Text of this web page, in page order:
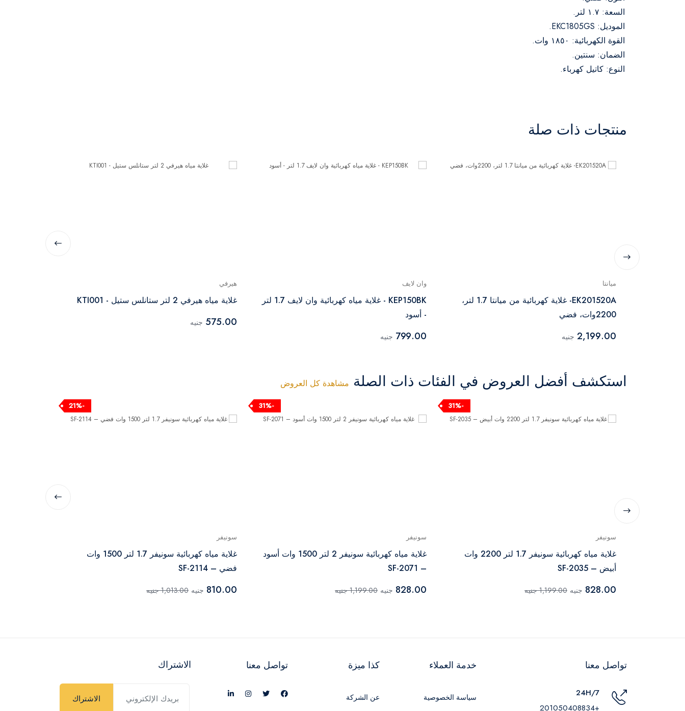
السعة: ١.٧ لتر.
الموديل: EKC1805GS.
القوة الكهربائية: ١٨٥٠ وات.
الضمان: سنتين.
النوع: كاتيل كهرباء.
منتجات ذات صلة
ميانتا
EK201520A- غلاية كهربائية من ميانتا 1.7 لتر،
2200وات، فضي
2,199.00 جنيه
وان لايف
KEP150BK - غلاية مياه كهربائية وان لايف 1.7 لتر
- أسود
799.00 جنيه
هيرفي
غلاية مياه هيرفي 2 لتر ستانلس ستيل - KTI001
575.00 جنيه
استكشف أفضل العروض في الفئات ذات الصلة مشاهدة كل العروض
-31%
سونيفر
غلاية مياه كهربائية سونيفر 1.7 لتر 2200 وات
أبيض – SF-2035
828.00 جنيه 1,199.00 جنيه
-31%
سونيفر
غلاية مياه كهربائية سونيفر 2 لتر 1500 وات أسود
– SF-2071
828.00 جنيه 1,199.00 جنيه
-21%
سونيفر
غلاية مياه كهربائية سونيفر 1.7 لتر 1500 وات
فضي – SF-2114
810.00 جنيه 1,013.00 جنيه
تواصل معنا
24H/7
+201050408834
خدمة العملاء
سياسة الخصوصية
كذا ميزة
عن الشركة
تواصل معنا الاشتراك
الاشتراك